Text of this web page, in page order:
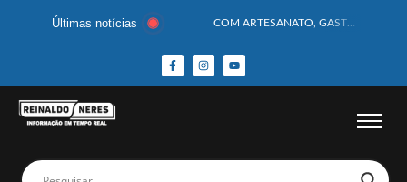
Últimas notícias
HOMEM CAI DE CACHOEIRA DE 40 METROS AO TENTAR FAZER FOTO
CORPOS DAS SEIS VÍTIMAS DE ACIDENTE COM LANCHA SÃO VELADOS; SAIBA COMO FOI